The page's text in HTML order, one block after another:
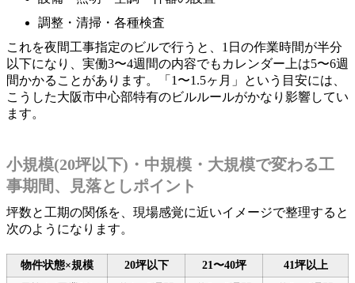
調整・清掃・各種検査
これを夜間工事指定のビルで行うと、1日の作業時間が半分
以下になり、実働3〜4週間の内容でもカレンダー上は5〜6週
間かかることがあります。「1〜1.5ヶ月」という目安には、
こうした大阪市中心部特有のビルルールがかなり影響してい
ます。
小規模(20坪以下)・中規模・大規模で変わる工
事期間、見落としポイント
坪数と工期の関係を、現場感覚に近いイメージで整理すると
次のようになります。
物件状態×規模 20坪以下 21〜40坪
41坪以上